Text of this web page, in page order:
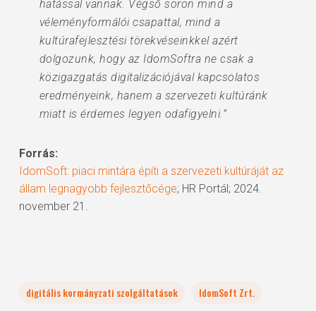
hatással vannak. Végső soron mind a
véleményformálói csapattal, mind a
kultúrafejlesztési törekvéseinkkel azért
dolgozunk, hogy az IdomSoftra ne csak a
közigazgatás digitalizációjával kapcsolatos
eredményeink, hanem a szervezeti kultúránk
miatt is érdemes legyen odafigyelni.”
Forrás:
IdomSoft: piaci mintára építi a szervezeti kultúráját az
állam legnagyobb fejlesztőcége; HR Portál; 2024.
november 21.
digitális kormányzati szolgáltatások
IdomSoft Zrt.